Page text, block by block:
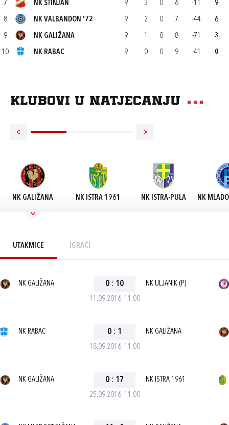
7 NK ŠTINJAN 9 3 0 6 -11 9
8 NK VALBANDON '72 9 2 0 7 -44 6
9 NK GALIŽANA 9 1 0 8 -71 3
10 NK RABAC 9 0 0 9 -41 0
Klubovi u natjecanju
NK GALIŽANA NK ISTRA 1961 NK ISTRA-PULA NK
UTAKMICE IGRAČI
11.09.2016. 11:00
NK GALIŽANA 0 : 10 NK ULJANIK (P)
18.09.2016. 11:00
NK RABAC 0 : 1 NK GALIŽANA
25.09.2016. 11:00
NK GALIŽANA 0 : 17 NK ISTRA 1961